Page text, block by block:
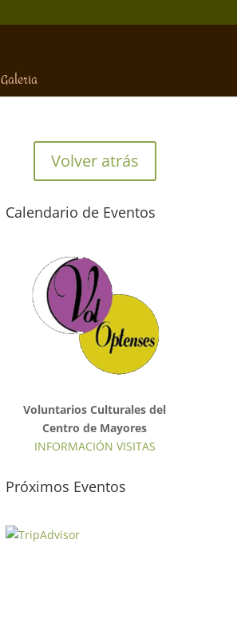
Galería
Volver atrás
Calendario de Eventos
Voluntarios Culturales del
Centro de Mayores
INFORMACIÓN VISITAS
Próximos Eventos